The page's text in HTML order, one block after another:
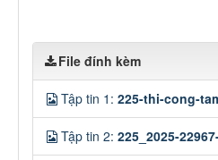
File đính kèm
Tập tin 1: 225-thi-cong-
Tập tin 2: 225_2025-